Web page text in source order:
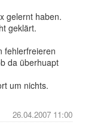
gelernt haben.
geklärt.
fehlerfreieren
da überhuapt
um nichts.
26.04.2007 11:00